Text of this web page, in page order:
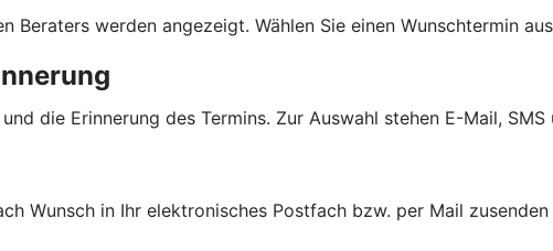
Beraters werden angezeigt. Wählen Sie einen Wunschtermin
die Erinnerung des Termins. Zur Auswahl stehen E-Mail,
Wunsch in Ihr elektronisches Postfach bzw. per Mail